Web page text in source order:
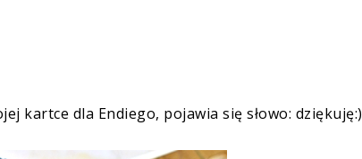
kartce dla Endiego, pojawia się słowo: dziękuję:)